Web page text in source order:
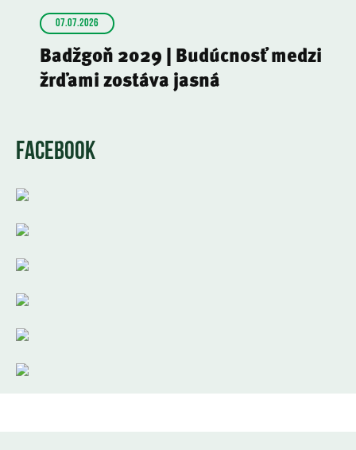
07.07.2026
Badžgoň 2029 | Budúcnosť medzi
žrďami zostáva jasná
FACEBOOK